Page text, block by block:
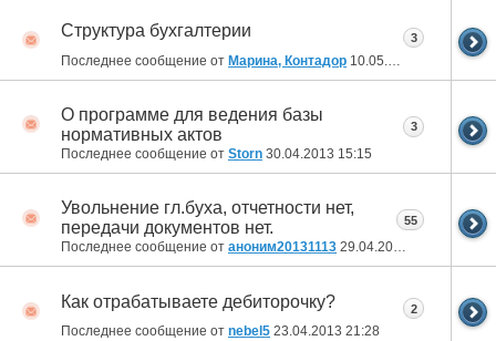
Структура бухгалтерии
Последнее сообщение от Марина, Контадор 10.05.2013
3
О программе для ведения базы
нормативных актов
Последнее сообщение от Storn 30.04.2013 15:15
3
Увольнение гл.буха, отчетности нет,
передачи документов нет.
Последнее сообщение от аноним20131113 29.04.2013
55
Как отрабатываете дебиторочку?
Последнее сообщение от nebel5 23.04.2013 21:28
2